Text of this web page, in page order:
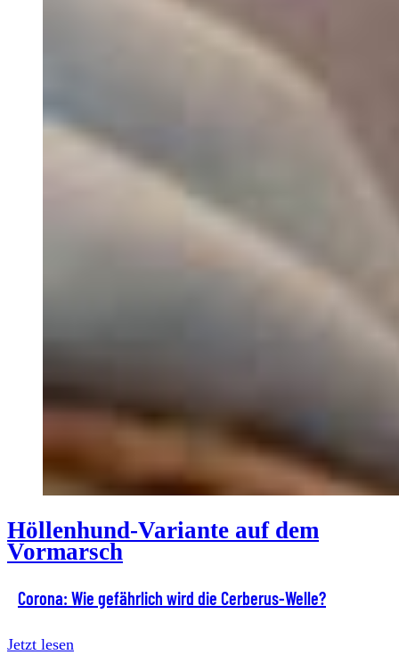
Höllenhund-Variante auf dem
Vormarsch
Corona: Wie gefährlich wird die Cerberus-Welle?
Jetzt lesen